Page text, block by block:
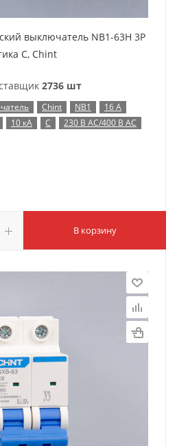
выключатель NB1-63H 3P
C, Chint
2736 шт
Chint NB1
16 А
10 кА C 230 В AC/400 В AC
В корзину